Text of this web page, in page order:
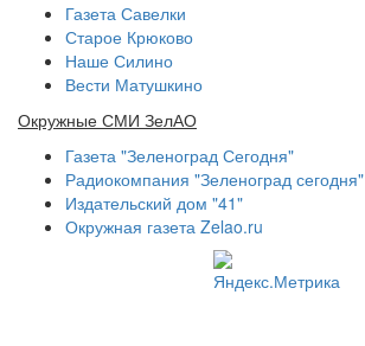
Газета Савелки
Старое Крюково
Наше Силино
Вести Матушкино
Окружные СМИ ЗелАО
Газета "Зеленоград Сегодня"
Радиокомпания "Зеленоград сегодня"
Издательский дом "41"
Окружная газета Zelao.ru